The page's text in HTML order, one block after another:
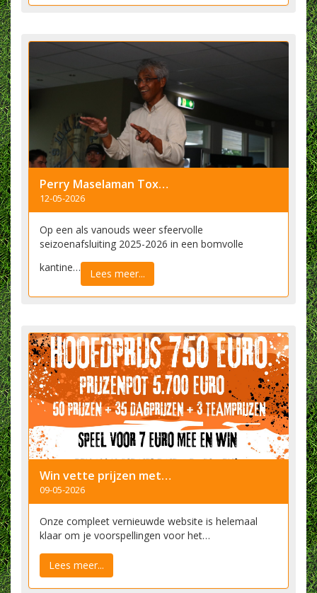
Perry Maselaman Toxandriaan voor het Leven
12-05-2026
Op een als vanouds weer sfeervolle
seizoenafsluiting 2025-2026 in een bomvolle
kantine…
Lees meer...
Win vette prijzen met het Toxandria WK 2026 Spel
09-05-2026
Onze compleet vernieuwde website is helemaal
klaar om je voorspellingen voor het…
Lees meer...